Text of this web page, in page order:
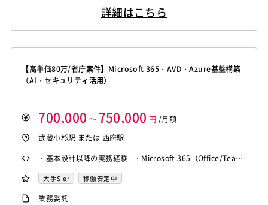
詳細はこちら
【高単価80万/省庁案件】Microsoft 365・AVD・Azure基盤構築
（AI・セキュリティ活用）
700,000 ～ 750,000 円 /月額
武蔵小杉駅 または 西府駅
・基本設計以降の実務経験 ・Microsoft 365（Office/Team
s等）の導入経験 ・Azure環境の構築経験 ・Active Directo
ryの知見・経験
大手SIer 稼働安定中
業務委託